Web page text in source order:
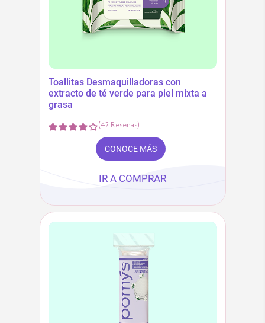
Toallitas Desmaquilladoras con
extracto de té verde para piel mixta a
grasa
(42 Reseñas)
CONOCE MÁS
IR A COMPRAR